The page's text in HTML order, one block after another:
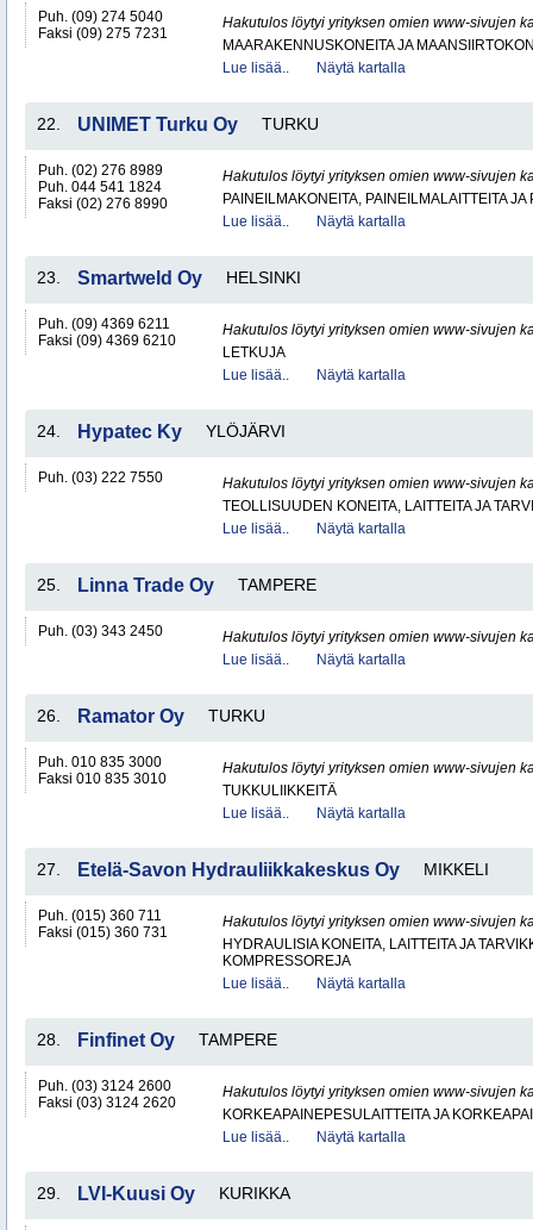
Puh. (09) 274 5040
Faksi (09) 275 7231
Hakutulos löytyi yrityksen omien www-sivujen
MAARAKENNUSKONEITA JA
Lue lisää..
Näytä kartalla
22. UNIMET Turku Oy TURKU
Puh. (02) 276 8989
Puh. 044 541 1824
Faksi (02) 276 8990
Hakutulos löytyi yrityksen omien www-sivujen
PAINEILMAKONEITA, PAINEILMALAITTEITA
Lue lisää..
Näytä kartalla
23. Smartweld Oy HELSINKI
Puh. (09) 4369 6211
Faksi (09) 4369 6210
Hakutulos löytyi yrityksen omien www-sivujen
LETKUJA
Lue lisää..
Näytä kartalla
24. Hypatec Ky YLÖJÄRVI
Puh. (03) 222 7550
Hakutulos löytyi yrityksen omien www-sivujen
TEOLLISUUDEN KONEITA, LAITTEITA JA
Lue lisää..
Näytä kartalla
25. Linna Trade Oy TAMPERE
Puh. (03) 343 2450
Hakutulos löytyi yrityksen omien www-sivujen
Lue lisää..
Näytä kartalla
26. Ramator Oy TURKU
Puh. 010 835 3000
Faksi 010 835 3010
Hakutulos löytyi yrityksen omien www-sivujen
TUKKULIIKKEITÄ
Lue lisää..
Näytä kartalla
27. Etelä-Savon Hydrauliikkakeskus Oy MIKKELI
Puh. (015) 360 711
Faksi (015) 360 731
Hakutulos löytyi yrityksen omien www-sivujen
HYDRAULISIA KONEITA, LAITTEITA JA
KOMPRESSOREJA
Lue lisää..
Näytä kartalla
28. Finfinet Oy TAMPERE
Puh. (03) 3124 2600
Faksi (03) 3124 2620
Hakutulos löytyi yrityksen omien www-sivujen
KORKEAPAINEPESULAITTEITA JA
Lue lisää..
Näytä kartalla
29. LVI-Kuusi Oy KURIKKA